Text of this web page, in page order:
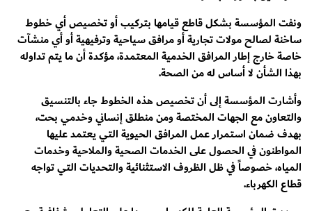
ونفت المؤسسة بشكل قاطع قيامها بتركيب أو تخصيص أي خطوط
ساخنة لصالح مولات تجارية أو مرافق سياحية وترفيهية أو أي منشآت
خاصة خارج إطار المرافق الخدمية المعتمدة، مؤكدة أن ما يتم تداوله
بهذا الشأن لا أساس له من الصحة.
وأشارت المؤسسة إلى أن تخصيص هذه الخطوط جاء بالتنسيق
والتعاون مع الجهات المختصة ومن منطلق إنساني وخدمي بحت،
بهدف ضمان استمرار عمل المرافق الحيوية التي يعتمد عليها
المواطنون في الحصول على الخدمات الصحية والملاحية وخدمات
المياه، خصوصاً في ظل الظروف الاستثنائية والتحديات التي تواجه
قطاع الكهرباء.